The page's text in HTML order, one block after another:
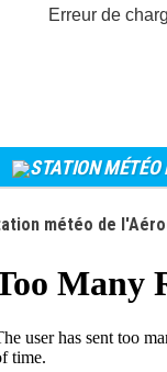
Erreur de
STATION MÉTÉO
météo de